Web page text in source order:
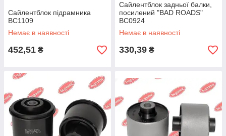
Сайлентблок підрамника
BC1109
Немає в наявності
452,51 ₴
Сайлентблок задньої балки,
посилений "BAD ROADS"
BC0924
Немає в наявності
330,39 ₴